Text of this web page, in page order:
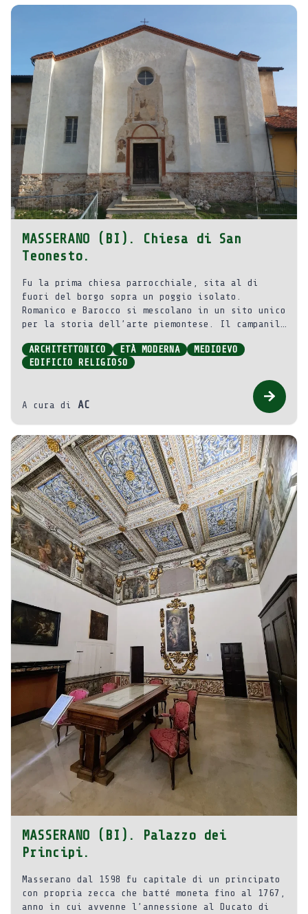
MASSERANO (BI). Chiesa di San
Teonesto.
Fu la prima chiesa parrocchiale, sita al di
fuori del borgo sopra un poggio isolato.
Romanico e Barocco si mescolano in un sito unico
per la storia dell’arte piemontese. Il campanile
del primitivo edificio che fu ampliato o
ricostruito, forse alla fine del XIII o
ARCHITETTONICO ETÀ MODERNA
MEDIOEVO
EDIFICIO RELIGIOSO
A cura di AC
MASSERANO (BI). Palazzo dei
Principi.
Masserano dal 1598 fu capitale di un principato
con propria zecca che batté moneta fino al 1767,
anno in cui avvenne l’annessione al Ducato di